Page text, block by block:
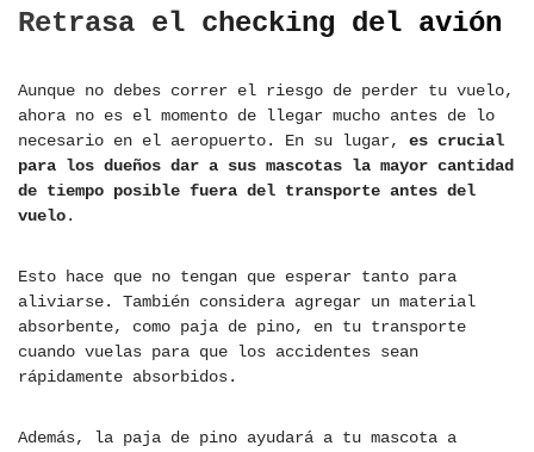
Retrasa el checking del avión
Aunque no debes correr el riesgo de perder tu vuelo,
ahora no es el momento de llegar mucho antes de lo
necesario en el aeropuerto. En su lugar, es crucial
para los dueños dar a sus mascotas la mayor cantidad
de tiempo posible fuera del transporte antes del
vuelo.
Esto hace que no tengan que esperar tanto para
aliviarse. También considera agregar un material
absorbente, como paja de pino, en tu transporte
cuando vuelas para que los accidentes sean
rápidamente absorbidos.
Además, la paja de pino ayudará a tu mascota a